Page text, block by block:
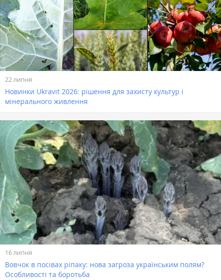
22 липня
Новинки Ukravit 2026: рішення для захисту культур і
мінерального живлення
16 липня
Вовчок в посівах ріпаку: нова загроза українським полям?
Особливості та боротьба